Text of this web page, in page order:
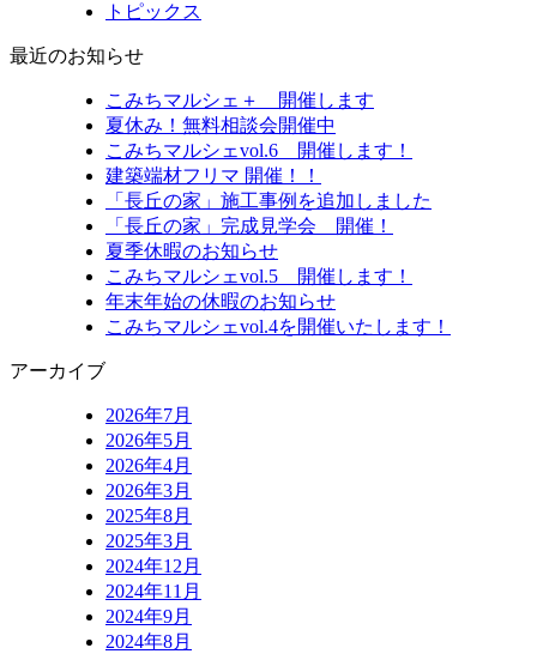
トピックス
最近のお知らせ
こみちマルシェ＋ 開催します
夏休み！無料相談会開催中
こみちマルシェvol.6 開催します！
建築端材フリマ 開催！！
「長丘の家」施工事例を追加しました
「長丘の家」完成見学会 開催！
夏季休暇のお知らせ
こみちマルシェvol.5 開催します！
年末年始の休暇のお知らせ
こみちマルシェvol.4を開催いたします！
アーカイブ
2026年7月
2026年5月
2026年4月
2026年3月
2025年8月
2025年3月
2024年12月
2024年11月
2024年9月
2024年8月